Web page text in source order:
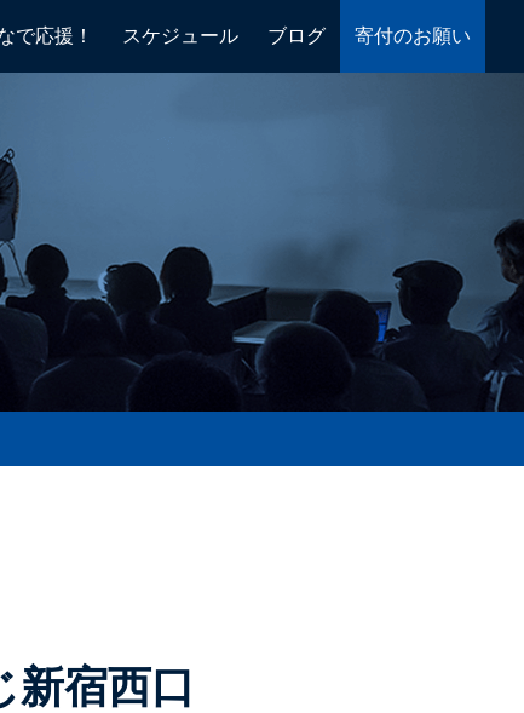
で応援！ スケジュール ブログ 寄付のお願い
宿西口